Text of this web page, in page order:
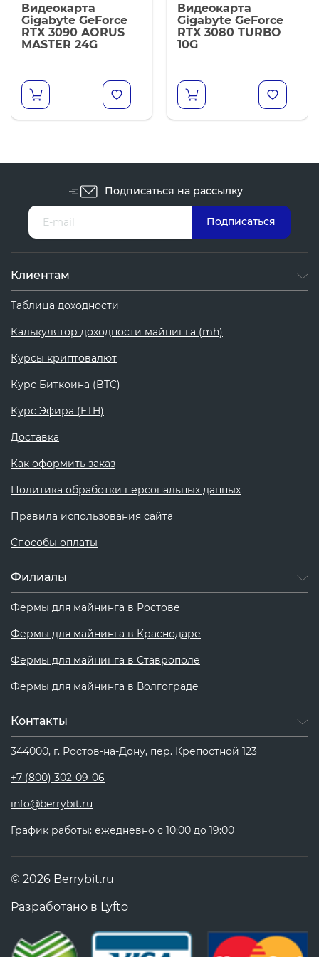
Видеокарта
Gigabyte GeForce
RTX 3090 AORUS
MASTER 24G
Видеокарта
Gigabyte GeForce
RTX 3080 TURBO
10G
Подписаться на рассылку
Клиентам
Таблица доходности
Калькулятор доходности майнинга (mh)
Курсы криптовалют
Курс Биткоина (BTC)
Курс Эфира (ETH)
Доставка
Как оформить заказ
Политика обработки персональных данных
Правила использования сайта
Способы оплаты
Филиалы
Фермы для майнинга в Ростове
Фермы для майнинга в Краснодаре
Фермы для майнинга в Ставрополе
Фермы для майнинга в Волгограде
Контакты
344000, г. Ростов-на-Дону, пер. Крепостной 123
+7 (800) 302-09-06
info@berrybit.ru
График работы: ежедневно с 10:00 до 19:00
© 2026 Berrybit.ru
Разработано в Lyfto